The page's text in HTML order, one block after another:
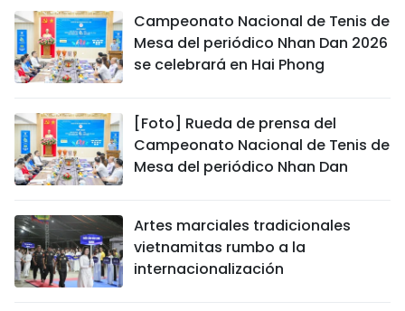
Campeonato Nacional de Tenis de
Mesa del periódico Nhan Dan 2026
se celebrará en Hai Phong
[Foto] Rueda de prensa del
Campeonato Nacional de Tenis de
Mesa del periódico Nhan Dan
Artes marciales tradicionales
vietnamitas rumbo a la
internacionalización